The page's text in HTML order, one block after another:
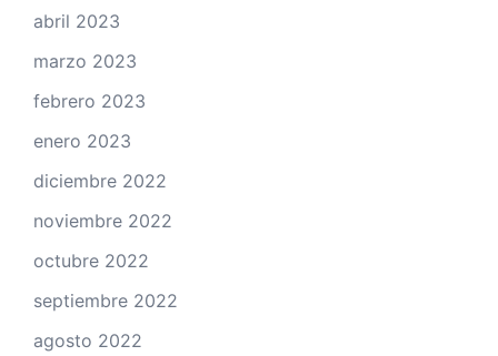
abril 2023
marzo 2023
febrero 2023
enero 2023
diciembre 2022
noviembre 2022
octubre 2022
septiembre 2022
agosto 2022